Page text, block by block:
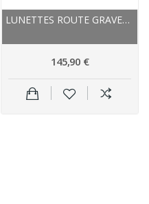
LUNETTES ROUTE GRAVEL VTT - RUDY PROJECT...
145,90 €